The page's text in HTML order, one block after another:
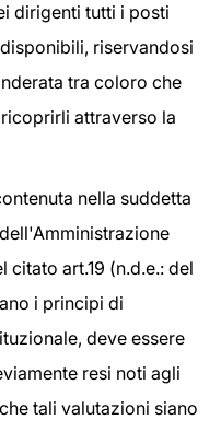
dirigenti tutti i posti
riservandosi
tra coloro che
attraverso la
nella suddetta
citato art.19 (n.d.e.: del
i principi di
deve essere
resi noti agli
tali valutazioni siano